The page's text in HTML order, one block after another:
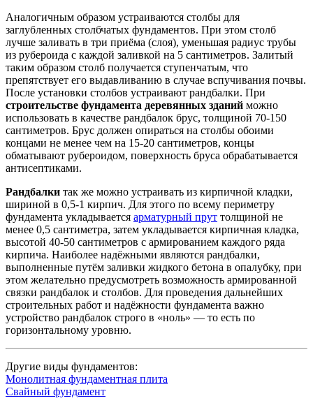
Аналогичным образом устраиваются столбы для
заглубленных столбчатых фундаментов. При этом столб
лучше заливать в три приёма (слоя), уменьшая радиус трубы
из рубероида с каждой заливкой на 5 сантиметров. Залитый
таким образом столб получается ступенчатым, что
препятствует его выдавливанию в случае вспучивания почвы.
После установки столбов устраивают рандбалки. При
строительстве фундамента деревянных зданий можно
использовать в качестве рандбалок брус, толщиной 70-150
сантиметров. Брус должен опираться на столбы обоими
концами не менее чем на 15-20 сантиметров, концы
обматывают рубероидом, поверхность бруса обрабатывается
антисептиками.
Рандбалки так же можно устраивать из кирпичной кладки,
шириной в 0,5-1 кирпич. Для этого по всему периметру
фундамента укладывается арматурный прут толщиной не
менее 0,5 сантиметра, затем укладывается кирпичная кладка,
высотой 40-50 сантиметров с армированием каждого ряда
кирпича. Наиболее надёжными являются рандбалки,
выполненные путём заливки жидкого бетона в опалубку, при
этом желательно предусмотреть возможность армированной
связки рандбалок и столбов. Для проведения дальнейших
строительных работ и надёжности фундамента важно
устройство рандбалок строго в «ноль» — то есть по
горизонтальному уровню.
Другие виды фундаментов:
Монолитная фундаментная плита
Свайный фундамент